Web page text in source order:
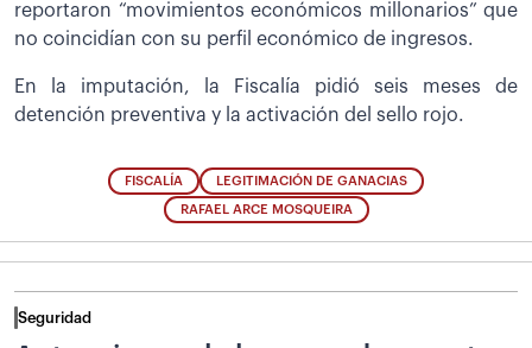
reportaron “movimientos económicos millonarios” que
no coincidían con su perfil económico de ingresos.
En la imputación, la Fiscalía pidió seis meses de
detención preventiva y la activación del sello rojo.
FISCALÍA LEGITIMACIÓN DE GANACIAS
RAFAEL ARCE MOSQUEIRA
Seguridad